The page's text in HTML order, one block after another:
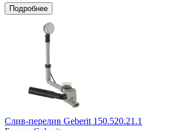
Подробнее
Слив-перелив Geberit 150.520.21.1